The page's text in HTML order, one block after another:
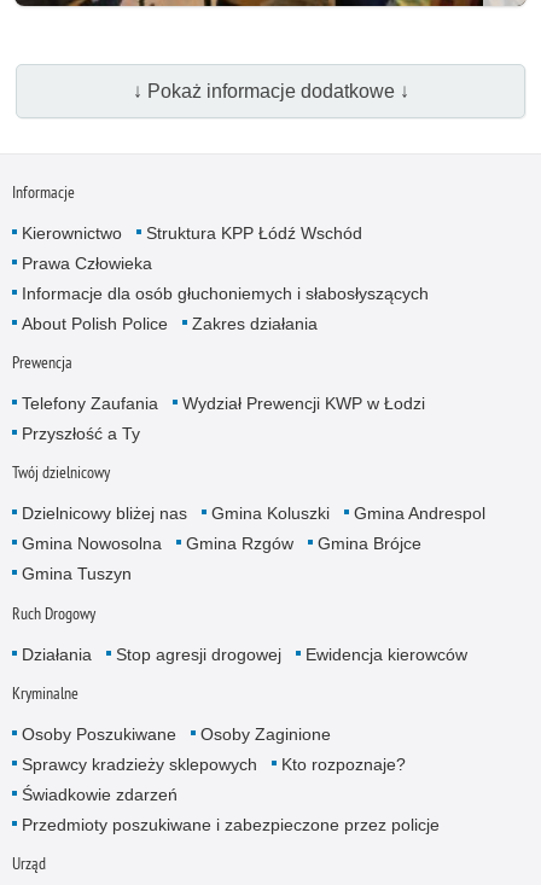
↓ Pokaż informacje dodatkowe ↓
Informacje
Kierownictwo
Struktura KPP Łódź Wschód
Prawa Człowieka
Informacje dla osób głuchoniemych i słabosłyszących
About Polish Police
Zakres działania
Prewencja
Telefony Zaufania
Wydział Prewencji KWP w Łodzi
Przyszłość a Ty
Twój dzielnicowy
Dzielnicowy bliżej nas Gmina Koluszki
Gmina Andrespol
Gmina Nowosolna
Gmina Rzgów
Gmina Brójce
Gmina Tuszyn
Ruch Drogowy
Działania Stop agresji drogowej Ewidencja kierowców
Kryminalne
Osoby Poszukiwane
Osoby Zaginione
Sprawcy kradzieży sklepowych
Kto rozpoznaje?
Świadkowie zdarzeń
Przedmioty poszukiwane i zabezpieczone przez policje
Urząd